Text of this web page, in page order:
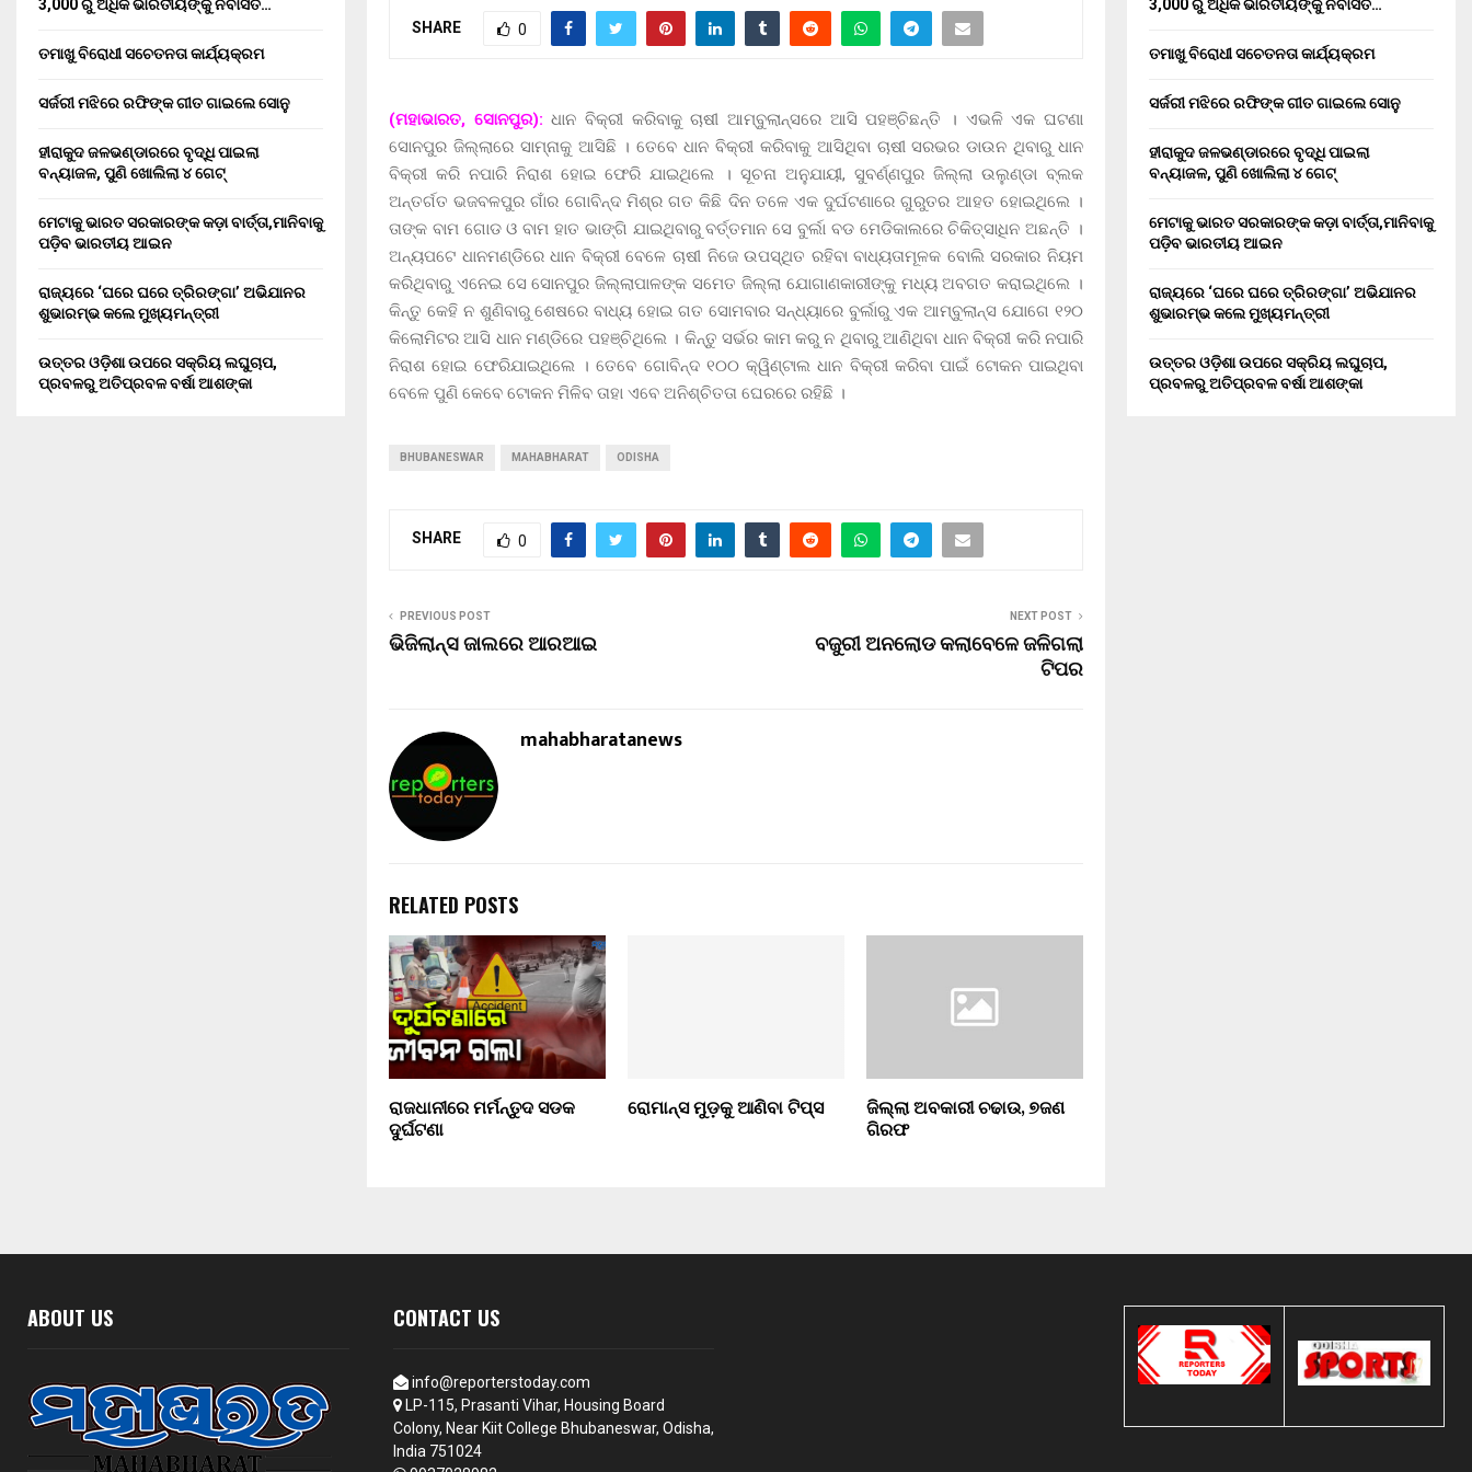
SHARE 0
(ମହାଭାରତ, ସୋନପୁର): ଧାନ ବିକ୍ରୀ କରିବାକୁ ଚାଷୀ ଆମ୍ବୁଲାନ୍ସରେ ଆସି ପହଞ୍ଚିଛନ୍ତି । ଏଭଳି ଏକ ଘଟଣା
ସୋନପୁର ଜିଲ୍ଲାରେ ସାମ୍ନାକୁ ଆସିଛି । ତେବେ ଧାନ ବିକ୍ରୀ କରିବାକୁ ଆସିଥିବା ଚାଷୀ ସରଭର ଡାଉନ ଥିବାରୁ ଧାନ
ବିକ୍ରୀ କରି ନପାରି ନିରାଶ ହୋଇ ଫେରି ଯାଇଥିଲେ । ସୂଚନା ଅନୁଯାୟୀ, ସୁବର୍ଣ୍ଣପୁର ଜିଲ୍ଲା ଉଲୁଣ୍ଡା ବ୍ଲକ
ଅନ୍ତର୍ଗତ ଭଜବଳପୁର ଗାଁର ଗୋବିନ୍ଦ ମିଶ୍ର ଗତ କିଛି ଦିନ ତଳେ ଏକ ଦୁର୍ଘଟଣାରେ ଗୁରୁତର ଆହତ ହୋଇଥିଲେ ।
ତାଙ୍କ ବାମ ଗୋଡ ଓ ବାମ ହାତ ଭାଙ୍ଗି ଯାଇଥିବାରୁ ବର୍ତ୍ତମାନ ସେ ବୁର୍ଲା ବଡ ମେଡିକାଲରେ ଚିକିତ୍ସାଧିନ ଅଛନ୍ତି ।
ଅନ୍ୟପଟେ ଧାନମଣ୍ଡିରେ ଧାନ ବିକ୍ରୀ ବେଳେ ଚାଷୀ ନିଜେ ଉପସ୍ଥିତ ରହିବା ବାଧ୍ୟତାମୂଳକ ବୋଲି ସରକାର ନିୟମ
କରିଥିବାରୁ ଏନେଇ ସେ ସୋନପୁର ଜିଲ୍ଲାପାଳଙ୍କ ସମେତ ଜିଲ୍ଲା ଯୋଗାଣକାରୀଙ୍କୁ ମଧ୍ୟ ଅବଗତ କରାଇଥିଲେ ।
କିନ୍ତୁ କେହି ନ ଶୁଣିବାରୁ ଶେଷରେ ବାଧ୍ୟ ହୋଇ ଗତ ସୋମବାର ସନ୍ଧ୍ୟାରେ ବୁର୍ଲାରୁ ଏକ ଆମ୍ବୁଲାନ୍ସ ଯୋଗେ ୧୨୦
କିଲୋମିଟର ଆସି ଧାନ ମଣ୍ଡିରେ ପହଞ୍ଚିଥିଲେ । କିନ୍ତୁ ସର୍ଭର କାମ କରୁ ନ ଥିବାରୁ ଆଣିଥିବା ଧାନ ବିକ୍ରୀ କରି ନପାରି
ନିରାଶ ହୋଇ ଫେରିଯାଇଥିଲେ । ତେବେ ଗୋବିନ୍ଦ ୧୦୦ କ୍ୱିଣ୍ଟାଲ ଧାନ ବିକ୍ରୀ କରିବା ପାଇଁ ଟୋକନ ପାଇଥିବା
ବେଳେ ପୁଣି କେବେ ଟୋକନ ମିଳିବ ତାହା ଏବେ ଅନିଶ୍ଚିତତା ଘେରରେ ରହିଛି ।
BHUBANESWAR MAHABHARAT ODISHA
SHARE 0
PREVIOUS POST
ଭିଜିଲାନ୍ସ ଜାଲରେ ଆରଆଇ
NEXT POST
ବଜୁରୀ ଅନଲୋଡ କଲାବେଳେ ଜଳିଗଲା
ଟିପର
mahabharatanews
RELATED POSTS
ରାଜଧାନୀରେ ମର୍ମନ୍ତୁଦ ସଡକ
ଦୁର୍ଘଟଣା
ରୋମାନ୍ସ ମୁଡ଼କୁ ଆଣିବା ଟିପ୍ସ ଜିଲ୍ଲା ଅବକାରୀ ଚଢାଉ, ୭ଜଣ
ଗିରଫ
3,000 ରୁ ଅଧିକ ଭାରତୀୟଙ୍କୁ ନିର୍ବାସିତ…
ତମାଖୁ ବିରୋଧୀ ସଚେତନତା କାର୍ଯ୍ୟକ୍ରମ
ସର୍ଜରୀ ମଝିରେ ରଫିଙ୍କ ଗୀତ ଗାଇଲେ ସୋନୁ
ହୀରାକୁଦ ଜଳଭଣ୍ଡାରରେ ବୃଦ୍ଧି ପାଇଲା
ବନ୍ୟାଜଳ, ପୁଣି ଖୋଲିଲା ୪ ଗେଟ୍
ମେଟାକୁ ଭାରତ ସରକାରଙ୍କ କଡ଼ା ବାର୍ତ୍ତା,ମାନିବାକୁ
ପଡ଼ିବ ଭାରତୀୟ ଆଇନ
ରାଜ୍ୟରେ ‘ଘରେ ଘରେ ତ୍ରିରଙ୍ଗା’ ଅଭିଯାନର
ଶୁଭାରମ୍ଭ କଲେ ମୁଖ୍ୟମନ୍ତ୍ରୀ
ଉତ୍ତର ଓଡ଼ିଶା ଉପରେ ସକ୍ରିୟ ଲଘୁଚାପ,
ପ୍ରବଳରୁ ଅତିପ୍ରବଳ ବର୍ଷା ଆଶଙ୍କା
3,000 ରୁ ଅଧିକ ଭାରତୀୟଙ୍କୁ ନିର୍ବାସିତ…
ତମାଖୁ ବିରୋଧୀ ସଚେତନତା କାର୍ଯ୍ୟକ୍ରମ
ସର୍ଜରୀ ମଝିରେ ରଫିଙ୍କ ଗୀତ ଗାଇଲେ ସୋନୁ
ହୀରାକୁଦ ଜଳଭଣ୍ଡାରରେ ବୃଦ୍ଧି ପାଇଲା
ବନ୍ୟାଜଳ, ପୁଣି ଖୋଲିଲା ୪ ଗେଟ୍
ମେଟାକୁ ଭାରତ ସରକାରଙ୍କ କଡ଼ା ବାର୍ତ୍ତା,ମାନିବାକୁ
ପଡ଼ିବ ଭାରତୀୟ ଆଇନ
ରାଜ୍ୟରେ ‘ଘରେ ଘରେ ତ୍ରିରଙ୍ଗା’ ଅଭିଯାନର
ଶୁଭାରମ୍ଭ କଲେ ମୁଖ୍ୟମନ୍ତ୍ରୀ
ଉତ୍ତର ଓଡ଼ିଶା ଉପରେ ସକ୍ରିୟ ଲଘୁଚାପ,
ପ୍ରବଳରୁ ଅତିପ୍ରବଳ ବର୍ଷା ଆଶଙ୍କା
ABOUT US CONTACT US
info@reporterstoday.com
LP-115, Prasanti Vihar, Housing Board
Colony, Near Kiit College Bhubaneswar, Odisha,
India 751024